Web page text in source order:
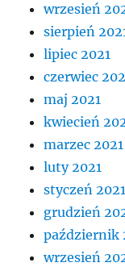
wrzesień
sierpień
lipiec 2021
czerwiec
maj 2021
kwiecień
marzec 2021
luty 2021
styczeń 2021
grudzień
październik
wrzesień